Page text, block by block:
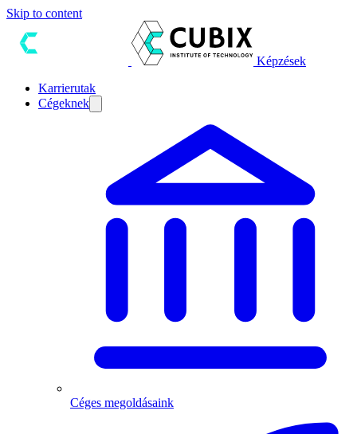
Skip to content
Képzések
Karrierutak
Cégeknek
Céges megoldásaink